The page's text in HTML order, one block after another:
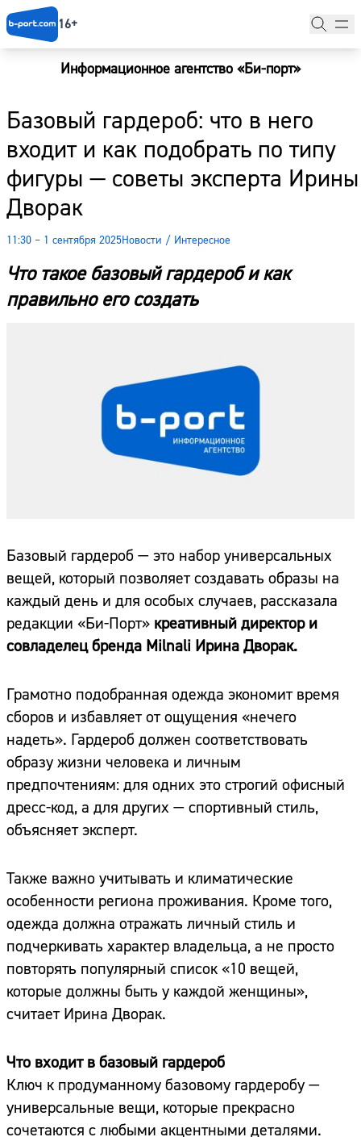
16+
Информационное агентство «Би-порт»
Базовый гардероб: что в него
входит и как подобрать по типу
фигуры — советы эксперта Ирины
Дворак
11:30 – 1 сентября 2025Новости / Интересное
Что такое базовый гардероб и как
правильно его создать
Базовый гардероб — это набор универсальных
вещей, который позволяет создавать образы на
каждый день и для особых случаев, рассказала
редакции «Би-Порт» креативный директор и
совладелец бренда Milnali Ирина Дворак.
Грамотно подобранная одежда экономит время
сборов и избавляет от ощущения «нечего
надеть». Гардероб должен соответствовать
образу жизни человека и личным
предпочтениям: для одних это строгий офисный
дресс-код, а для других — спортивный стиль,
объясняет эксперт.
Также важно учитывать и климатические
особенности региона проживания. Кроме того,
одежда должна отражать личный стиль и
подчеркивать характер владельца, а не просто
повторять популярный список «10 вещей,
которые должны быть у каждой женщины»,
считает Ирина Дворак.
Что входит в базовый гардероб
Ключ к продуманному базовому гардеробу —
универсальные вещи, которые прекрасно
сочетаются с любыми акцентными деталями.
Новости
Наши гости
Фоторепортажи
Погода
Курсы валют